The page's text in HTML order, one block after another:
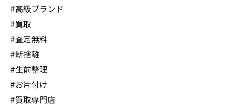
#高級ブランド
#買取
#査定無料
#断捨離
#生前整理
#お片付け
#買取専門店